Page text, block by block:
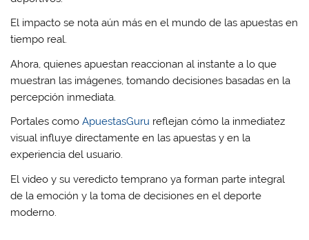
El impacto se nota aún más en el mundo de las apuestas en
tiempo real.
Ahora, quienes apuestan reaccionan al instante a lo que
muestran las imágenes, tomando decisiones basadas en la
percepción inmediata.
Portales comoApuestasGuru reflejan cómo la inmediatez
visual influye directamente en las apuestas y en la
experiencia del usuario.
El video y su veredicto temprano ya forman parte integral
de la emoción y la toma de decisiones en el deporte
moderno.